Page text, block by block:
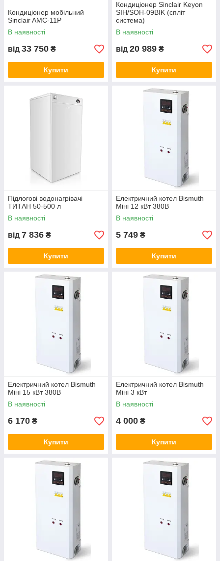
Кондиціонер мобільний
Sinclair AMC-11P
В наявності
від 33 750 ₴
Купити
Кондиціонер Sinclair Keyon
SIH/SOH-09BIK (спліт
система)
В наявності
від 20 989 ₴
Купити
Підлогові водонагрівачі
ТИТАН 50-500 л
В наявності
від 7 836 ₴
Купити
Електричний котел Bismuth
Міні 12 кВт 380В
В наявності
5 749 ₴
Купити
Електричний котел Bismuth
Міні 15 кВт 380В
В наявності
6 170 ₴
Купити
Електричний котел Bismuth
Міні 3 кВт
В наявності
4 000 ₴
Купити